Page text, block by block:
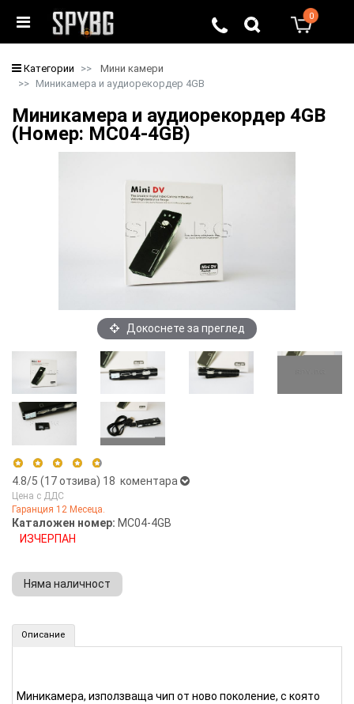
0
Категории
Мини камери
Миникамера и аудиорекордер 4GB
Миникамера и аудиорекордер 4GB
(Номер: MC04-4GB)
Докоснете за преглед
4.8/5 (17отзива)
5 stars
4 stars
2 stars
18 коментара
Цена с ДДС
Гаранция 12 Месеца.
Каталожен номер: MC04-4GB
ИЗЧЕРПАН
Няма наличност
Описание
Миникамера, използваща чип от ново поколение, с която